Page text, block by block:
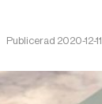
Publicerad 2020-12-11